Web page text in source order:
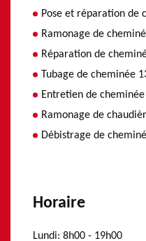
Pose et réparation de
Ramonage de
Réparation de
Tubage de cheminée
Entretien de
Ramonage de
Débistrage de
Horaire
Lundi: 8h00 - 19h00